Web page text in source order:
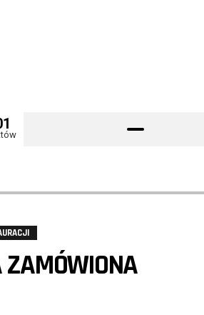
ZAMÓWIONA